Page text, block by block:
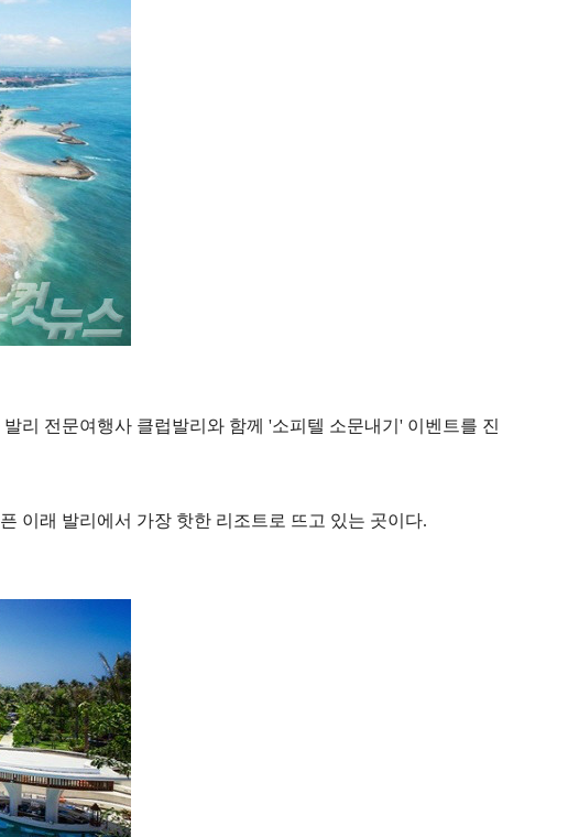
리 전문여행사 클럽발리와 함께 '소피텔 소문내기' 이벤트를 진
이래 발리에서 가장 핫한 리조트로 뜨고 있는 곳이다.